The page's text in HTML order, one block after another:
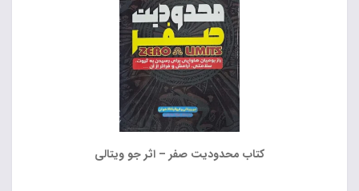
کتاب محدودیت صفر – اثر جو ویتالی